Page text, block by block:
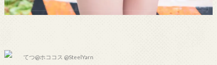
てつ@ホココス @SteelYarn